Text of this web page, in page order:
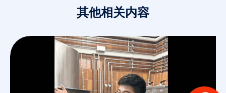
其他相关内容